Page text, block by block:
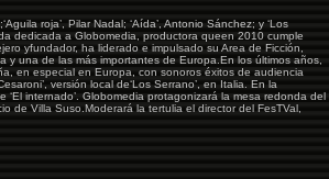
roja’, Pilar Nadal; ‘Aída’, Antonio Sánchez; y ‘Los
dedicada a Globomedia, productora queen 2010 cumple
yfundador, ha liderado e impulsado su Area de Ficción,
una de las más importantes de Europa.En los últimos años,
en especial en Europa, con sonoros éxitos de audiencia
versión local de‘Los Serrano’, en Italia. En la
internado’. Globomedia protagonizará la mesa redonda del
de Villa Suso.Moderará la tertulia el director del FesTVal,